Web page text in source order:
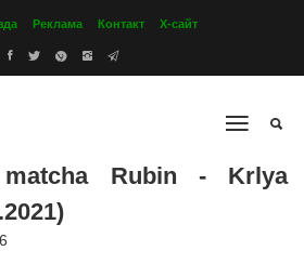
Реклама Контакт Х-сайт
Rubin - Krlya